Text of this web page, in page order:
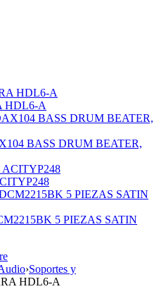
HDL6-A
BASS DRUM BEATER,
5 PIEZAS SATIN
›Soportes y
HDL6-A